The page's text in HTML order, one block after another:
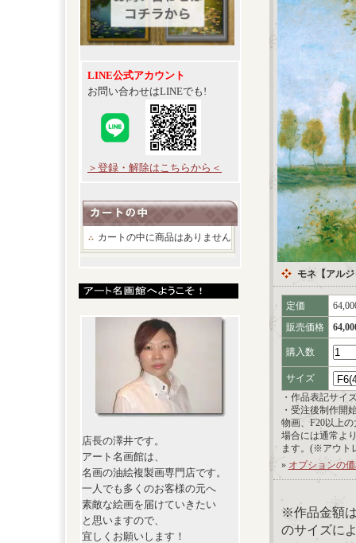
LINE公式アカウント
お問い合わせはLINEでも!
＞登録・解除はこちらから＜
カートの中に商品はありません
店長の澤井です。
アート名画館は、
名画の油絵複製画専門店です。
一人でも多くのお客様の元へ
素敵な絵画を届けていきたい
と思いますので、
宜しくお願いします！
モネ【アル
定価
販売価格
購入数
サイズ
・作品表記サイ
・受注後制作開
物画、F20以上
場合には通常よ
ます。(※アウト
» オプションの
※作品金額
のサイズに